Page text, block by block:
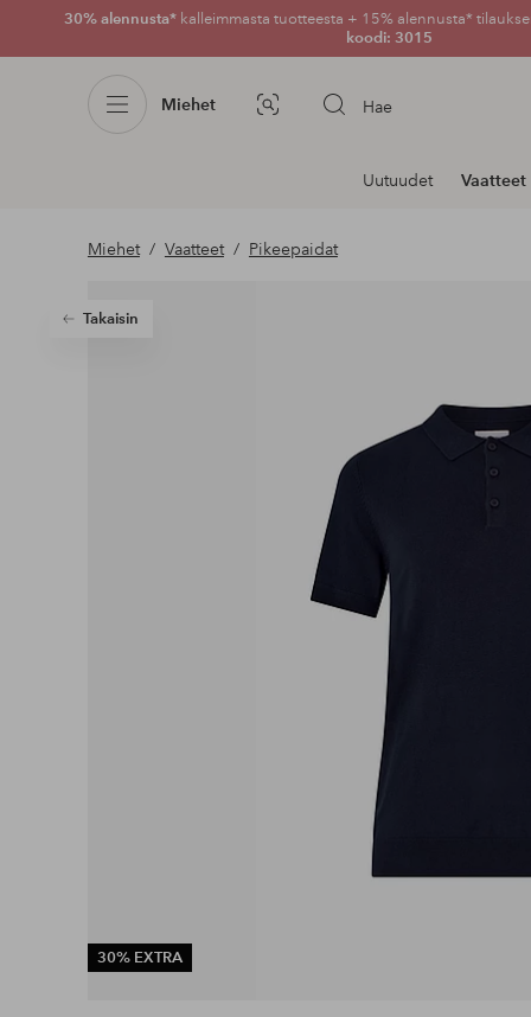
30% alennusta* kalleimmasta tuotteesta + 15% alennusta*
koodi: 3015
Miehet Kuvahaku Hae
osastoilla
Uutuudet Vaatteet
Miehet Vaatteet Pikeepaidat
Takaisin
30% EXTRA